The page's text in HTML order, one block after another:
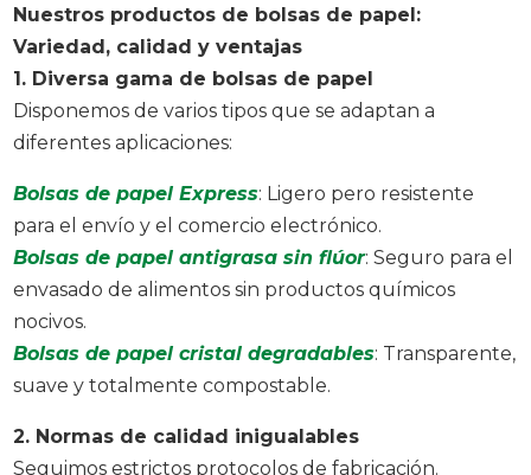
Nuestros productos de bolsas de papel:
Variedad, calidad y ventajas
1. Diversa gama de bolsas de papel
Disponemos de varios tipos que se adaptan a
diferentes aplicaciones:
Bolsas de papel Express: Ligero pero resistente
para el envío y el comercio electrónico.
Bolsas de papel antigrasa sin flúor: Seguro para el
envasado de alimentos sin productos químicos
nocivos.
Bolsas de papel cristal degradables: Transparente,
suave y totalmente compostable.
2. Normas de calidad inigualables
Seguimos estrictos protocolos de fabricación.